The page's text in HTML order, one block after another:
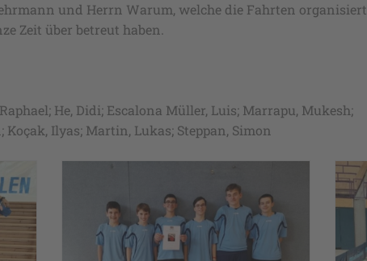
und Herrn Warum, welche die Fahrten organisiert
Zeit über betreut haben.
He, Didi; Escalona Müller, Luis; Marrapu, Mukesh;
Ilyas; Martin, Lukas; Steppan, Simon